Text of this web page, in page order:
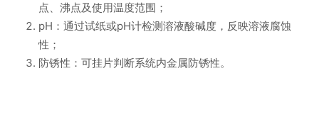
点、沸点及使用温度范围；
pH：通过试纸或pH计检测溶液酸碱度，反映溶液腐蚀
性；
防锈性：可挂片判断系统内金属防锈性。